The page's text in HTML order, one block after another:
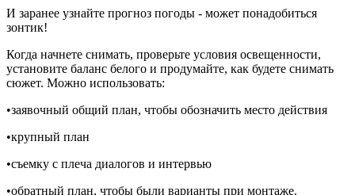
И заранее узнайте прогноз погоды - может понадобиться
зонтик!
Когда начнете снимать, проверьте условия освещенности,
установите баланс белого и продумайте, как будете снимать
сюжет. Можно использовать:
•заявочный общий план, чтобы обозначить место действия
•крупный план
•съемку с плеча диалогов и интервью
•обратный план, чтобы были варианты при монтаже.